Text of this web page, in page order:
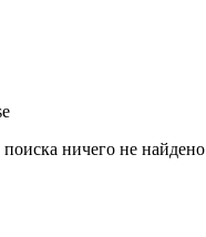
ничего не найдено